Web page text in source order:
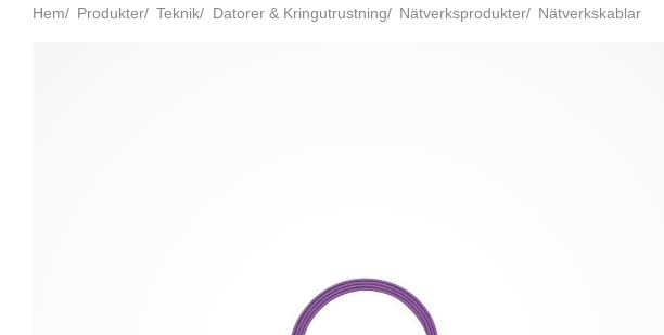
Hem Produkter Teknik Datorer & Kringutrustning Nätverksprodukter Nätverkskablar